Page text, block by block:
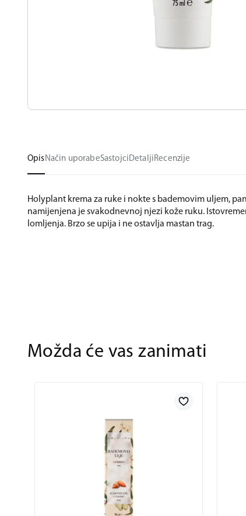
OpisNačin uporabeSastojciDetaljiRecenzije
Holyplant krema za ruke i nokte s bademovim uljem,
namijenjena je svakodnevnoj njezi kože ruku.
lomljenja. Brzo se upija i ne ostavlja mastan trag.
Možda će vas zanimati